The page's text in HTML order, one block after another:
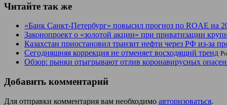
Читайте так же
«Банк Санкт-Петербург» повысил прогноз по ROAE на
Законопроект о «золотой акции» при приватизации
Казахстан приостановил транзит нефти через РФ из-за
Сегодняшняя коррекция не отменяет восходящий тренд
Обзор: рынки отыгрывают отлив коронавирусных
Добавить комментарий
Для отправки комментария вам необходимо авторизоваться.